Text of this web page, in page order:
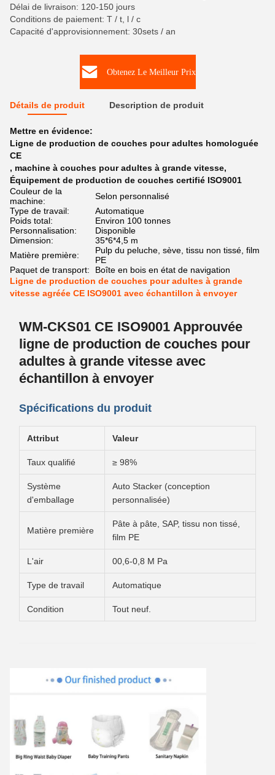
Délai de livraison: 120-150 jours
Conditions de paiement: T / t, l / c
Capacité d'approvisionnement: 30sets / an
Obtenez Le Meilleur Prix
Détails de produit Description de produit
Mettre en évidence:
Ligne de production de couches pour adultes homologuée
CE
, machine à couches pour adultes à grande vitesse,
Équipement de production de couches certifié ISO9001
Couleur de la
machine:
Selon personnalisé
Type de travail:
Automatique
Poids total:
Environ 100 tonnes
Personnalisation:
Disponible
Dimension:
35*6*4,5 m
Matière première:
Pulp du peluche, sève, tissu non tissé, film
PE
Paquet de transport:
Boîte en bois en état de navigation
Ligne de production de couches pour adultes à grande
vitesse agréée CE ISO9001 avec échantillon à envoyer
WM-CKS01 CE ISO9001 Approuvée
ligne de production de couches pour
adultes à grande vitesse avec
échantillon à envoyer
Spécifications du produit
Attribut Valeur
Taux qualifié ≥ 98%
Système
d'emballage
Auto Stacker (conception
personnalisée)
Matière première
Pâte à pâte, SAP, tissu non tissé,
film PE
L'air 00,6-0,8 M Pa
Type de travail Automatique
Condition Tout neuf.